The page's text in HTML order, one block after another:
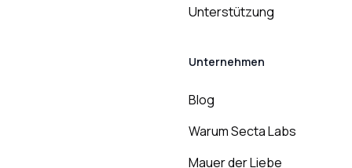
Unterstützung
Unternehmen
Blog
Warum Secta Labs
Mauer der Liebe